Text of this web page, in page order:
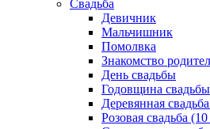
Свадьба
Девичник
Мальчишник
Помолвка
Знакомство
День свадьбы
Годовщина свадьбы
Деревянная
Розовая свадьба